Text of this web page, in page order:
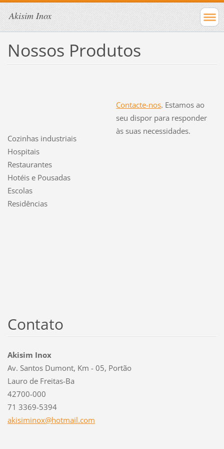
Akisim Inox
Nossos Produtos
Cozinhas industriais
Hospitais
Restaurantes
Hotéis e Pousadas
Escolas
Residências
Contacte-nos. Estamos ao
seu dispor para responder
às suas necessidades.
Contato
Akisim Inox
Av. Santos Dumont, Km - 05, Portão
Lauro de Freitas-Ba
42700-000
71 3369-5394
akisiminox@hotmail.com